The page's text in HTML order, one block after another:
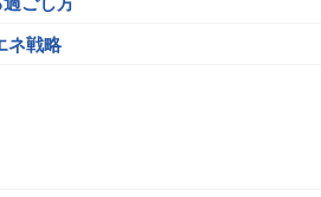
ネ戦略